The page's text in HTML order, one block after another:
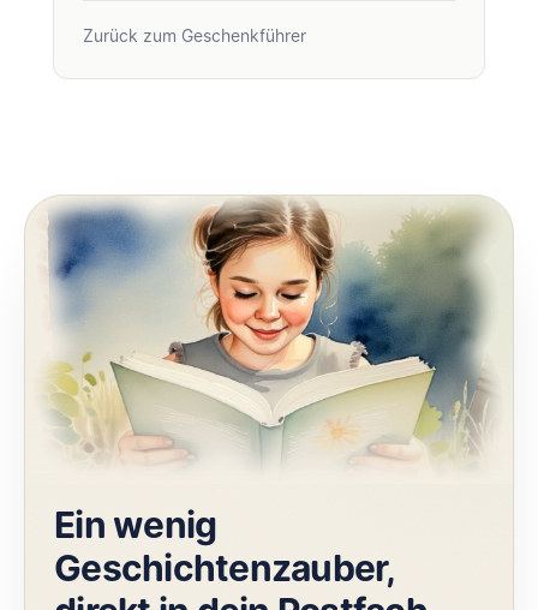
Zurück zum Geschenkführer
Ein wenig
Geschichtenzauber,